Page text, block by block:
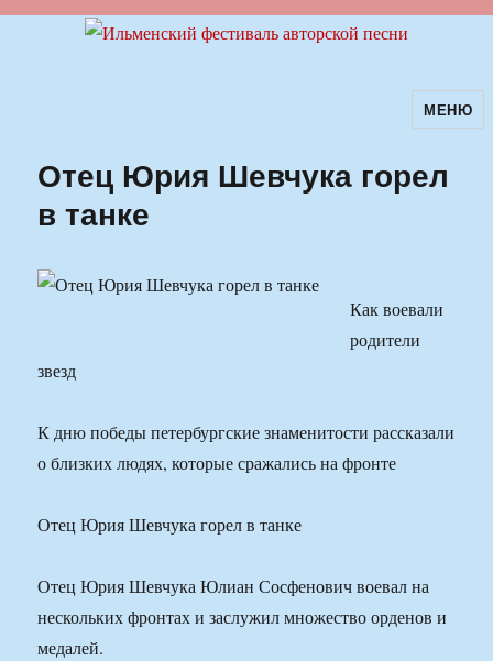
Ильменский фестиваль авторскойМЕНЮ
Отец Юрия Шевчука горел
в танке
Как воевали
родители
звезд
К дню победы петербургские знаменитости рассказали
о близких людях, которые сражались на фронте
Отец Юрия Шевчука горел в танке
Отец Юрия Шевчука Юлиан Сосфенович воевал на
нескольких фронтах и заслужил множество орденов и
медалей.